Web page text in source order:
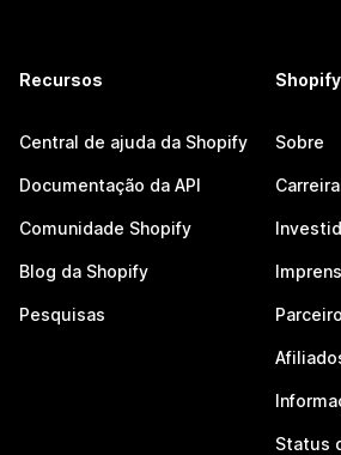
Recursos
Central de ajuda da Shopify
Documentação da API
Comunidade Shopify
Blog da Shopify
Pesquisas
Shopify
Sobre
Status